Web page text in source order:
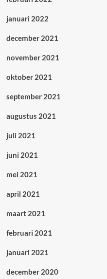
januari 2022
december 2021
november 2021
oktober 2021
september 2021
augustus 2021
juli 2021
juni 2021
mei 2021
april 2021
maart 2021
februari 2021
januari 2021
december 2020